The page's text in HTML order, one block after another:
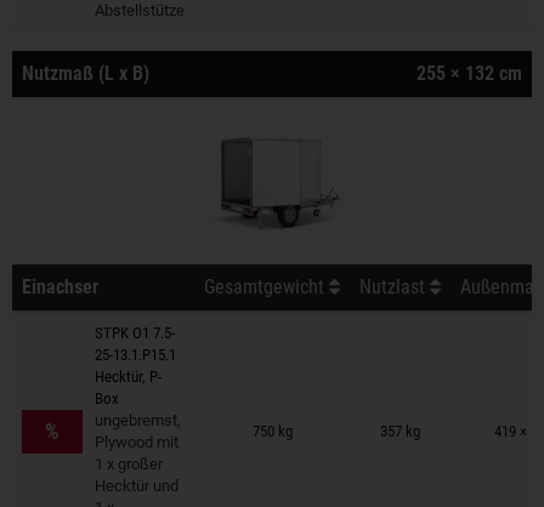
Abstellstütze
Nutzmaß (L x B) 255 × 132 cm
Einachser Gesamtgewicht Nutzlast
%
STPK O1 7.5-
25-13.1.P15.1
Hecktür, P-
Box
ungebremst,
Plywood mit
1 x großer
Hecktür und
750 kg 357 kg 419 ×
Anhänger auf Merkzettel